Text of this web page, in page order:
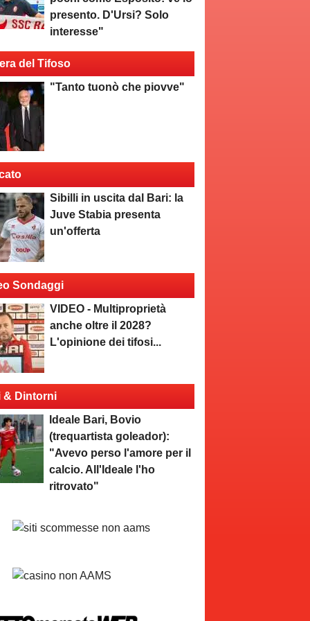
presento. D'Ursi? Solo
interesse"
del Tifoso
"Tanto tuonò che piovve"
Sibilli in uscita dal Bari: la
Juve Stabia presenta
un'offerta
Sondaggi
VIDEO - Multiproprietà
anche oltre il 2028?
L'opinione dei tifosi...
& Dintorni
Ideale Bari, Bovio
(trequartista goleador):
"Avevo perso l'amore per il
calcio. All'Ideale l'ho
ritrovato"